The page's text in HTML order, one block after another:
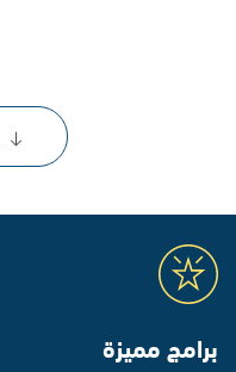
برامج مميزة